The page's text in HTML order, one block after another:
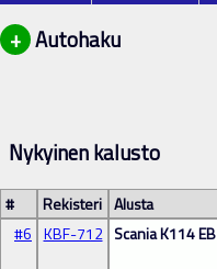
+ Autohaku
Nykyinen kalusto
# Rekisteri Alusta
#6 KBF-712 Scania K114 EB